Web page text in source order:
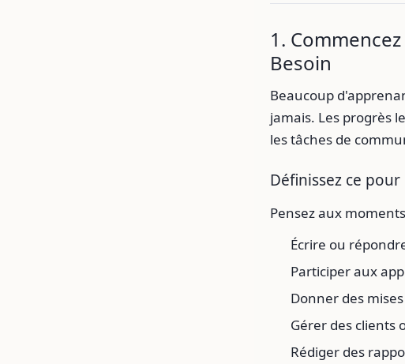
1.
Besoin
Beaucoup
jamais. Les progrès
les tâches de
Définissez ce
Pensez aux
Écrire ou
Participer aux
Donner des
Gérer des clients
Rédiger des